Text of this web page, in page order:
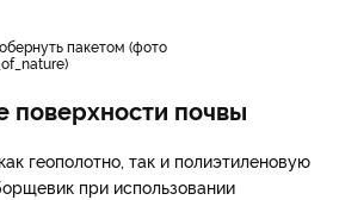
поверхности почвы
геополотно, так и полиэтиленовую
при использовании